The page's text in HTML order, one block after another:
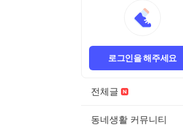
로그인을 해주세요
전체글
동네생활 커뮤니티